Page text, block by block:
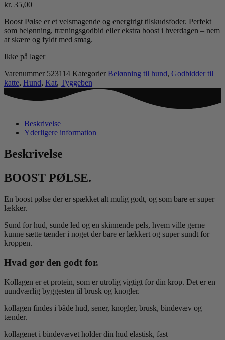
kr. 35,00
Boost Pølse er et velsmagende og energirigt tilskudsfoder. Perfekt
som belønning, træningsgodbid eller ekstra boost i hverdagen – nem
at skære og fyldt med smag.
Ikke på lager
Varenummer 523114 Kategorier Belønning til hund, Godbidder til
katte, Hund, Kat, Tyggeben
Beskrivelse
Yderligere information
Beskrivelse
BOOST PØLSE.
En boost pølse der er spækket alt mulig godt, og som bare er super
lækker.
Sund for hud, sunde led og en skinnende pels, hvem ville gerne
kunne sætte tænder i noget der bare er lækkert og super sundt for
kroppen.
Hvad gør den godt for.
Kollagen er et protein, som er utrolig vigtigt for din krop. Det er en
uundværlig byggesten til brusk og knogler.
kollagen findes i både hud, sener, knogler, brusk, bindevæv og
tænder.
kollagenet i bindevævet holder din hud elastisk, fast